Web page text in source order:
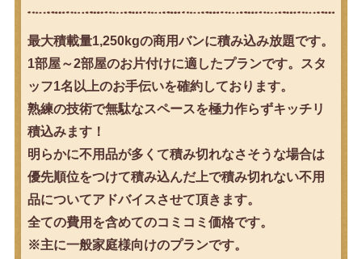
最大積載量1,250kgの商用バンに積み込み放題です。
1部屋～2部屋のお片付けに適したプランです。スタ
ッフ1名以上のお手伝いを確約しております。
熟練の技術で無駄なスペースを極力作らずキッチリ
積込みます！
明らかに不用品が多くて積み切れなさそうな場合は
優先順位をつけて積み込んだ上で積み切れない不用
品についてアドバイスさせて頂きます。
全ての費用を含めてのコミコミ価格です。
※主に一般家庭様向けのプランです。